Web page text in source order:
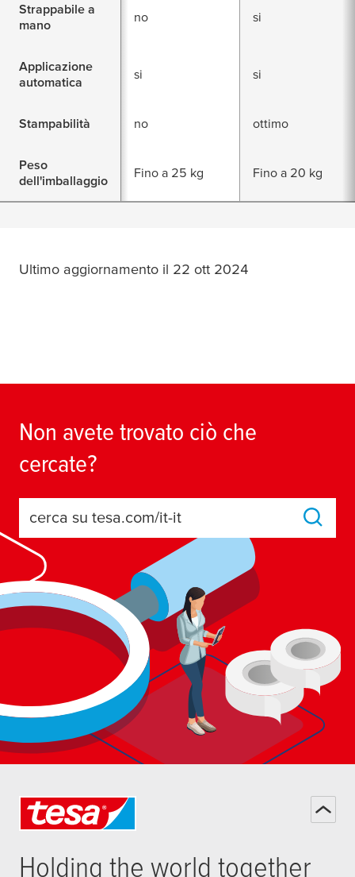
Strappabile a
mano
no si
Applicazione
automatica
si si
Stampabilità no ottimo
Peso
dell'imballaggio
Fino a 25 kg Fino a 20 kg
Ultimo aggiornamento il 22 ott 2024
Non avete trovato ciò che
cercate?
cerca su tesa.com/it-it
Holding the world together